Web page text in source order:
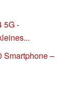
5G -
Smartphone –